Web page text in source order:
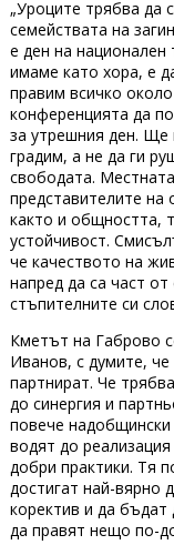
„Уроците трябва да
семействата на
е ден на
имаме като хора, е
правим всичко
конференцията да
за утрешния ден. Ще
градим, а не да ги
свободата.
представителите на
както и общността,
устойчивост.
че качеството на
напред да са част
стъпителните си
Кметът на Габрово
Иванов, с думите,
партнират. Че
до синергия и
повече
водят до
добри практики. Тя
достигат най-вярно
коректив и да бъдат
да правят нещо по-